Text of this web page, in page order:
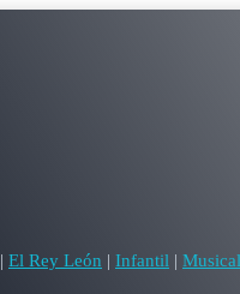
| El Rey León | Infantil | Musical